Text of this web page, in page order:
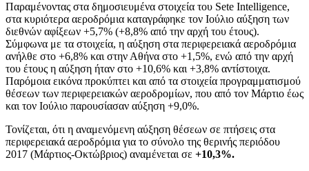
Παραμένοντας στα δημοσιευμένα στοιχεία του Sete Intelligence,
στα κυριότερα αεροδρόμια καταγράφηκε τον Ιούλιο αύξηση των
διεθνών αφίξεων +5,7% (+8,8% από την αρχή του έτους).
Σύμφωνα με τα στοιχεία, η αύξηση στα περιφερειακά αεροδρόμια
ανήλθε στο +6,8% και στην Αθήνα στο +1,5%, ενώ από την αρχή
του έτους η αύξηση ήταν στο +10,6% και +3,8% αντίστοιχα.
Παρόμοια εικόνα προκύπτει και από τα στοιχεία προγραμματισμού
θέσεων των περιφερειακών αεροδρομίων, που από τον Μάρτιο έως
και τον Ιούλιο παρουσίασαν αύξηση +9,0%.
Τονίζεται, ότι η αναμενόμενη αύξηση θέσεων σε πτήσεις στα
περιφερειακά αεροδρόμια για το σύνολο της θερινής περιόδου
2017 (Μάρτιος-Οκτώβριος) αναμένεται σε +10,3%.